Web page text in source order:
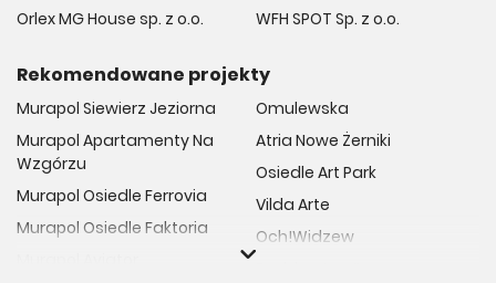
Orlex MG House sp. z o.o. WFH SPOT Sp. z o.o.
Rekomendowane projekty
Murapol Siewierz Jeziorna
Murapol Apartamenty Na
Wzgórzu
Murapol Osiedle Ferrovia
Murapol Osiedle Faktoria
Omulewska
Atria Nowe Żerniki
Osiedle Art Park
Vilda Arte
Och!Widzew